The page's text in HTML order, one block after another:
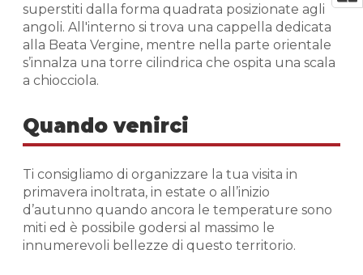
superstiti dalla forma quadrata posizionate agli
angoli. All'interno si trova una cappella dedicata
alla Beata Vergine, mentre nella parte orientale
s’innalza una torre cilindrica che ospita una scala
a chiocciola.
Quando venirci
Ti consigliamo di organizzare la tua visita in
primavera inoltrata, in estate o all’inizio
d’autunno quando ancora le temperature sono
miti ed è possibile godersi al massimo le
innumerevoli bellezze di questo territorio.